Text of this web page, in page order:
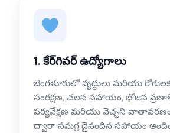
1. కేర్‌గివర్ ఉద్యోగాలు
బెంగళూరులో వృద్ధులు మరియు
సంరక్షణ, చలన సహాయం, భోజన
పర్యవేక్షణ మరియు వెచ్చని వాతావరణం
ద్వారా సమగ్ర దైనందిన సహాయం